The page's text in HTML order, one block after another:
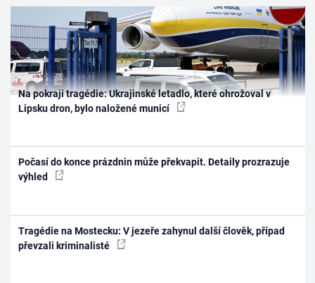
Na pokraji tragédie: Ukrajinské letadlo, které ohrožoval v
Lipsku dron, bylo naložené municí
Počasí do konce prázdnin může překvapit. Detaily prozrazuje
výhled
Tragédie na Mostecku: V jezeře zahynul další člověk, případ
převzali kriminalisté